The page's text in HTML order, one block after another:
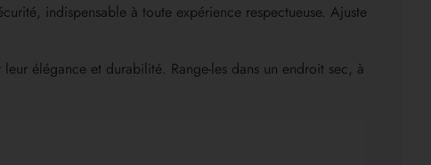
indispensable à toute expérience respectueuse. Ajuste
élégance et durabilité. Range-les dans un endroit sec, à